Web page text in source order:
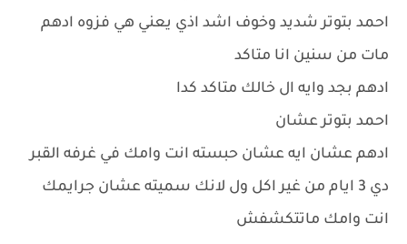
احمد بتوتر شديد وخوف اشد اذي يعني هي فزوه ادهم
مات من سنين انا متاكد
ادهم بجد وايه ال خالك متاكد كدا
احمد بتوتر عشان
ادهم عشان ايه عشان حبسته انت وامك في غرفه القبر
دي 3 ايام من غير اكل ول لانك سميته عشان جرايمك
انت وامك ماتتكشفش